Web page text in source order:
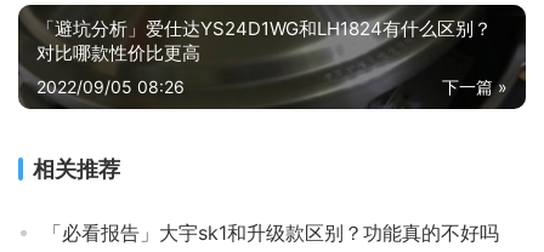
「避坑分析」爱仕达YS24D1WG和LH1824有什么区别？
对比哪款性价比更高
下一篇 »
2022/09/05 08:26
相关推荐
「必看报告」大宇sk1和升级款区别？功能真的不好吗